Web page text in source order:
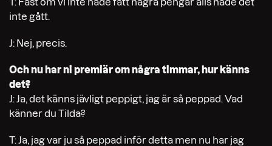
inte gått.
J: Nej, precis.
Och nu har ni premiär om några timmar, hur känns
det?
J: Ja, det känns jävligt peppigt, jag är så peppad. Vad
känner du Tilda?
T: Ja, jag var ju så peppad inför detta men nu har jag